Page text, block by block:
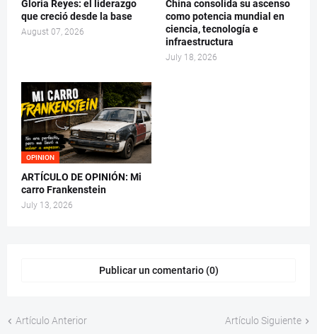
Gloria Reyes: el liderazgo
que creció desde la base
August 07, 2026
China consolida su ascenso
como potencia mundial en
ciencia, tecnología e
infraestructura
July 18, 2026
OPINION
ARTÍCULO DE OPINIÓN: Mi
carro Frankenstein
July 13, 2026
Publicar un comentario (0)
Artículo Anterior Artículo Siguiente